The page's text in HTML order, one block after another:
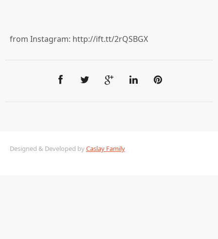
from Instagram: http://ift.tt/2rQSBGX
Designed & Developed byCaslay Family